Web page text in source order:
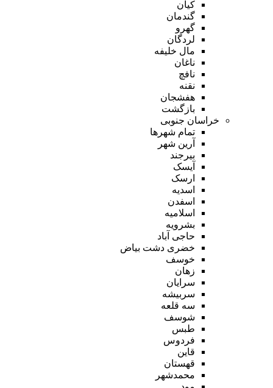
کیان
گندمان
گهرو
لردگان
مال خلیفه
ناغان
نافچ
نقنه
هفشجان
بازگشت
خراسان جنوبی
تمام شهر‌ها
آرین شهر
بیرجند
آیسک
ارسک
اسدیه
اسفدن
اسلامیه
بشرویه
حاجی آباد
خضری دشت بیاض
خوسف
زهان
سرایان
سربیشه
سه قلعه
شوسف
طبس
فردوس
قاین
قهستان
محمدشهر